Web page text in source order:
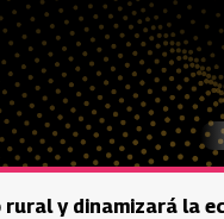
y dinamizará la